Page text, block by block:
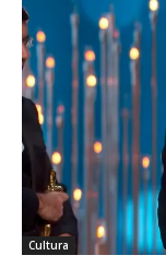
Cultura